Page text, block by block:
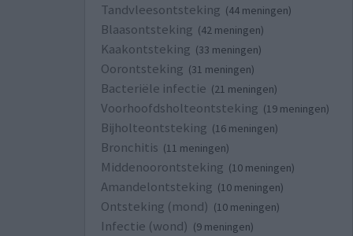
Tandvleesontsteking (44 meningen)
Blaasontsteking (42 meningen)
Kaakontsteking (33 meningen)
Oorontsteking (31 meningen)
Bacteriële infectie (21 meningen)
Voorhoofdsholteontsteking (19 meningen)
Bijholteontsteking (16 meningen)
Bronchitis (11 meningen)
Middenoorontsteking (10 meningen)
Amandelontsteking (10 meningen)
Ontsteking (mond) (10 meningen)
Infectie (wond) (9 meningen)